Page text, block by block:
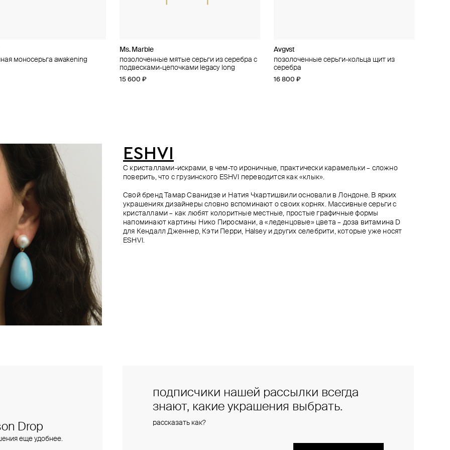
моносерьга awakening
Ms. Marble
позолоченные мятые серьги из серебра с
подвесками-цепочками legacy long
15 600 ₽
Avgvst
позолоченные серьги-кольца щит из
серебра
16 800 ₽
Label
серьги «авокадо»
Ms. Marble
позолоченные мятые серьги из серебра
sexuality
16 800 ₽
Jewlia
позолоченные серьги 'конго' из серебра
14 000 ₽
витые серьги из серебра
11 Jewellery
позолоченные серьги beetle из серебра
15 000 ₽
AURA.916
серебряные серьги с позолоченым
покрытием "сияние"
15 600 ₽
с кораллом
by Yankovskaya
позолоченная моносерьга-карандаш с
красным грифелем
17 500 ₽
Jewlia
моносерьга-игла из серебра с шипом
18 500 ₽
ESHVI
С кристаллами-искрами, в чем-то ироничные, практически карамельки – сложно
поверить, что с грузинского ESHVI переводится как «клык».
Свой бренд Тамар Сванидзе и Натия Чхартишвили основали в Лондоне. В ярких
украшениях дизайнеры словно вспоминают о своих корнях. Массивные серьги с
кристаллами – как любят колоритные местные, простые графичные формы
напоминают картины Нико Пиросмани, а «леденцовые» цвета – доза витамина D
для Кендалл Дженнер, Кэти Перри, Halsey и других селебрити, которые уже носят
ESHVI.
подписчики нашей рассылки всегда
знают, какие украшения выбрать.
рассказать как?
Drop
еще удобнее.